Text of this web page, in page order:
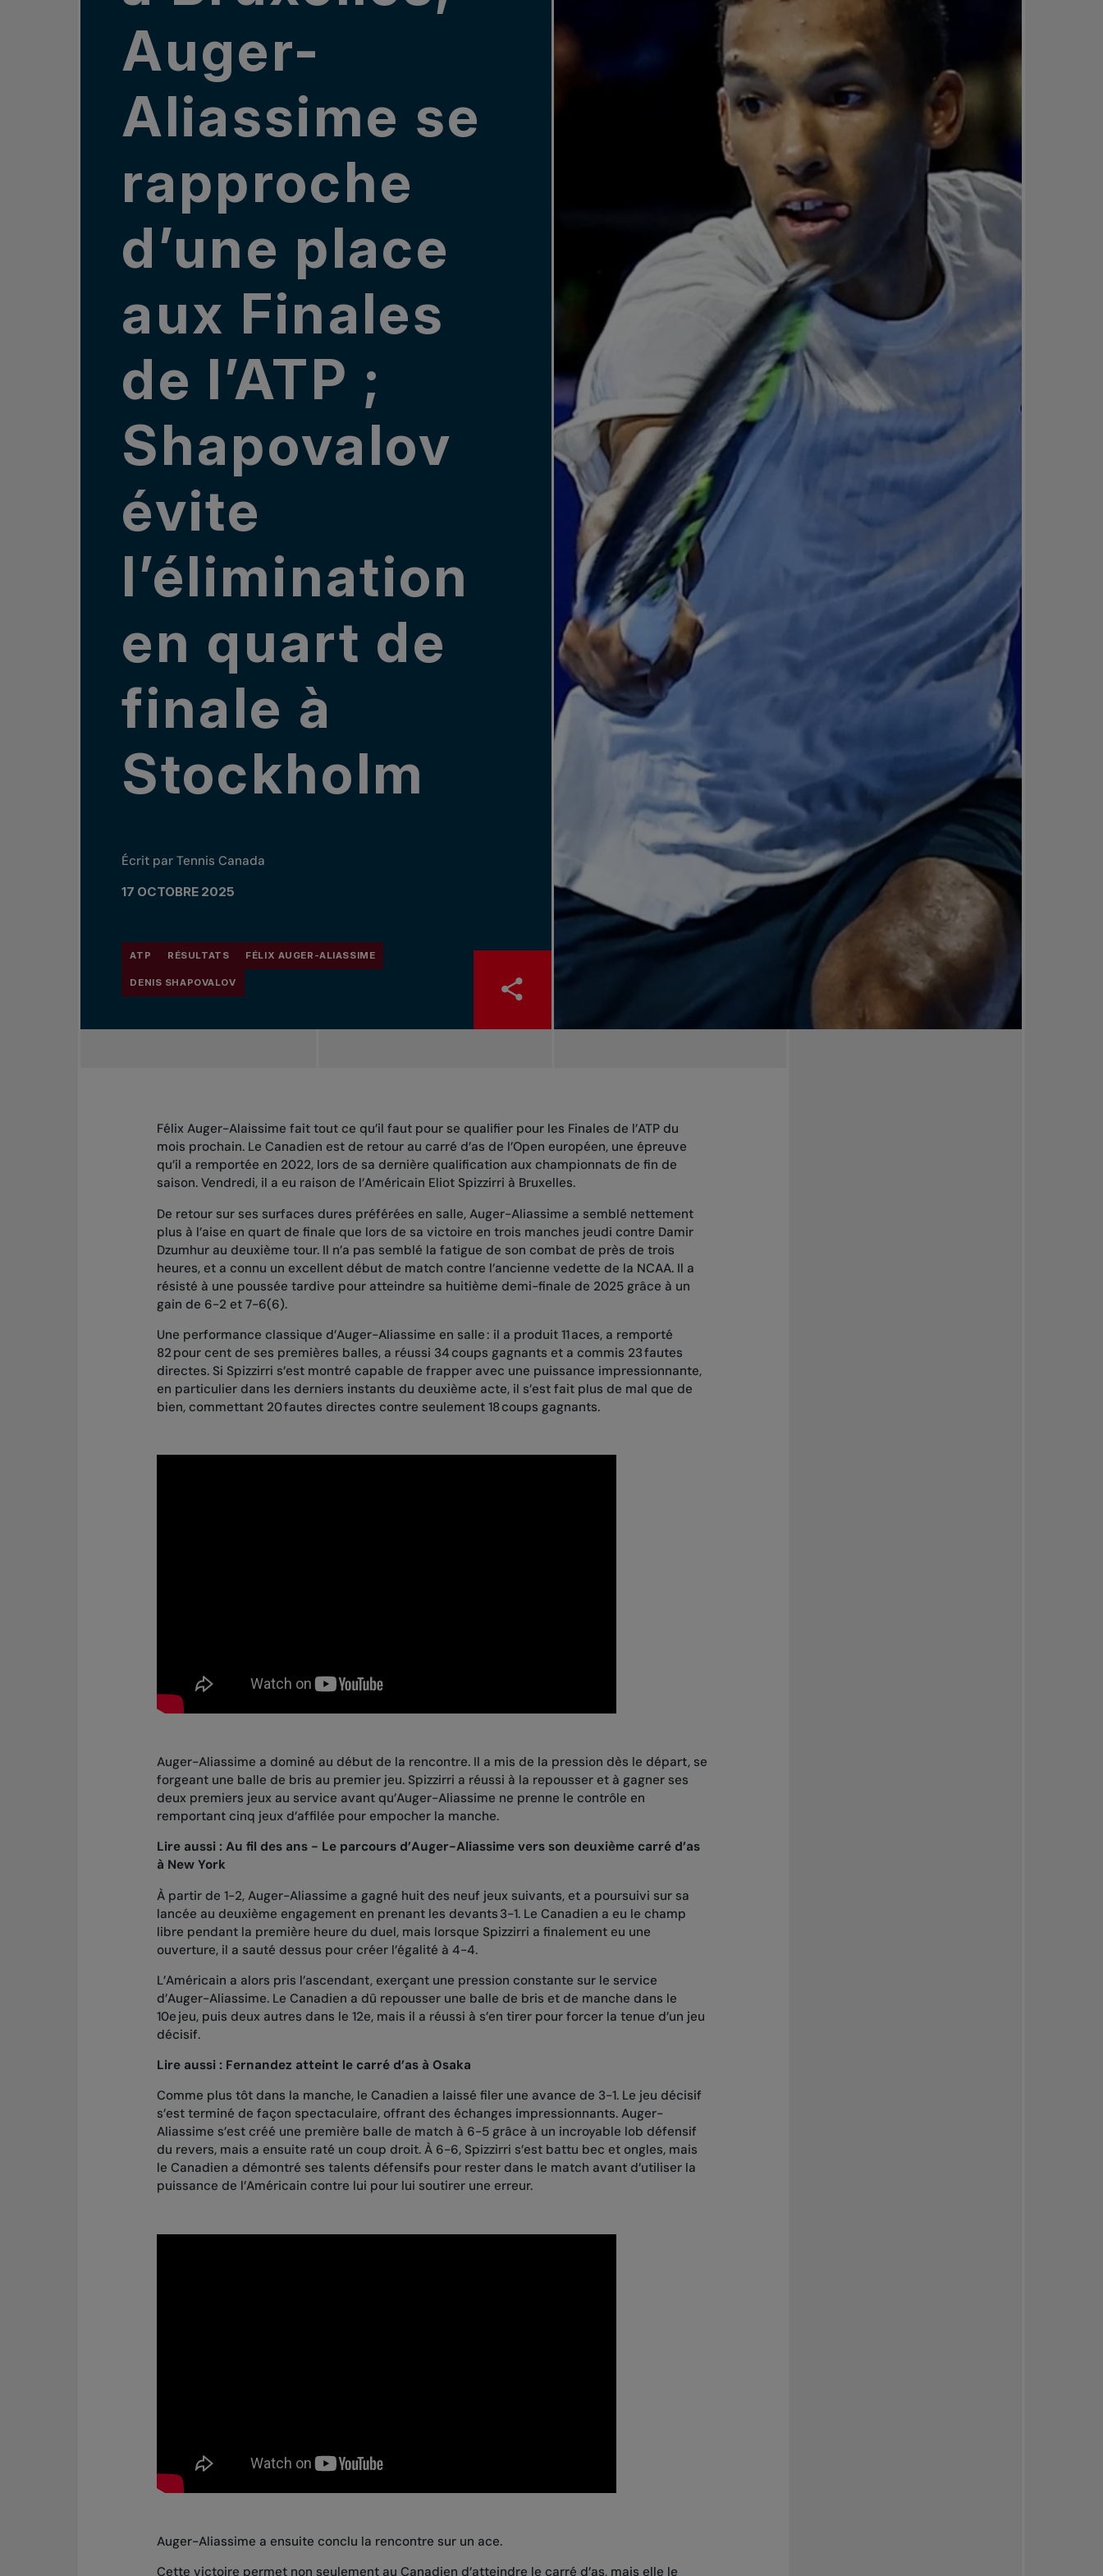
Auger-
Aliassime se
rapproche
d’une place
aux Finales
de l’ATP ;
Shapovalov
évite
l’élimination
en quart de
finale à
Stockholm
Écrit par Tennis Canada
17 OCTOBRE 2025
ATP RÉSULTATS FÉLIX AUGER-ALIASSIME
DENIS SHAPOVALOV
Félix Auger-Alaissime fait tout ce qu’il faut pour se qualifier pour les Finales de l’ATP du
mois prochain. Le Canadien est de retour au carré d’as de l’Open européen, une épreuve
qu’il a remportée en 2022, lors de sa dernière qualification aux championnats de fin de
saison. Vendredi, il a eu raison de l’Américain Eliot Spizzirri à Bruxelles.
De retour sur ses surfaces dures préférées en salle, Auger-Aliassime a semblé nettement
plus à l’aise en quart de finale que lors de sa victoire en trois manches jeudi contre Damir
Dzumhur au deuxième tour. Il n’a pas semblé la fatigue de son combat de près de trois
heures, et a connu un excellent début de match contre l’ancienne vedette de la NCAA. Il a
résisté à une poussée tardive pour atteindre sa huitième demi-finale de 2025 grâce à un
gain de 6-2 et 7-6(6).
Une performance classique d’Auger-Aliassime en salle : il a produit 11 aces, a remporté
82 pour cent de ses premières balles, a réussi 34 coups gagnants et a commis 23 fautes
directes. Si Spizzirri s’est montré capable de frapper avec une puissance impressionnante,
en particulier dans les derniers instants du deuxième acte, il s’est fait plus de mal que de
bien, commettant 20 fautes directes contre seulement 18 coups gagnants.
Auger-Aliassime a dominé au début de la rencontre. Il a mis de la pression dès le départ, se
forgeant une balle de bris au premier jeu. Spizzirri a réussi à la repousser et à gagner ses
deux premiers jeux au service avant qu’Auger-Aliassime ne prenne le contrôle en
remportant cinq jeux d’affilée pour empocher la manche.
Lire aussi : Au fil des ans - Le parcours d’Auger-Aliassime vers son deuxième carré d’as
à New York
À partir de 1-2, Auger-Aliassime a gagné huit des neuf jeux suivants, et a poursuivi sur sa
lancée au deuxième engagement en prenant les devants 3-1. Le Canadien a eu le champ
libre pendant la première heure du duel, mais lorsque Spizzirri a finalement eu une
ouverture, il a sauté dessus pour créer l’égalité à 4-4.
L’Américain a alors pris l’ascendant, exerçant une pression constante sur le service
d’Auger-Aliassime. Le Canadien a dû repousser une balle de bris et de manche dans le
10e jeu, puis deux autres dans le 12e, mais il a réussi à s’en tirer pour forcer la tenue d’un jeu
décisif.
Lire aussi : Fernandez atteint le carré d’as à Osaka
Comme plus tôt dans la manche, le Canadien a laissé filer une avance de 3-1. Le jeu décisif
s’est terminé de façon spectaculaire, offrant des échanges impressionnants. Auger-
Aliassime s’est créé une première balle de match à 6-5 grâce à un incroyable lob défensif
du revers, mais a ensuite raté un coup droit. À 6-6, Spizzirri s’est battu bec et ongles, mais
le Canadien a démontré ses talents défensifs pour rester dans le match avant d’utiliser la
puissance de l’Américain contre lui pour lui soutirer une erreur.
Auger-Aliassime a ensuite conclu la rencontre sur un ace.
Cette victoire permet non seulement au Canadien d’atteindre le carré d’as, mais elle le